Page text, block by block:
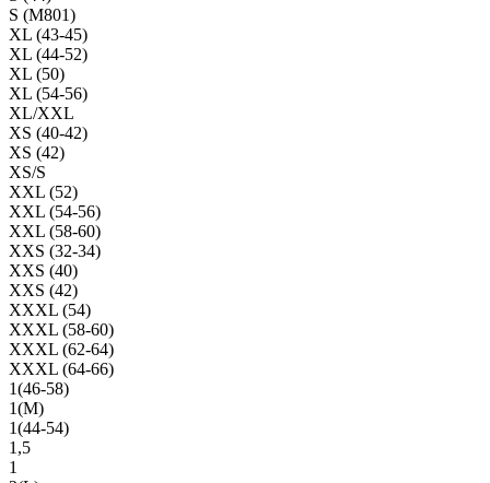
S (M801)
XL (43-45)
XL (44-52)
XL (50)
XL (54-56)
XL/XXL
XS (40-42)
XS (42)
XS/S
XXL (52)
XXL (54-56)
XXL (58-60)
XXS (32-34)
XXS (40)
XXS (42)
XXXL (54)
XXXL (58-60)
XXXL (62-64)
XXXL (64-66)
1(46-58)
1(М)
1(44-54)
1,5
1